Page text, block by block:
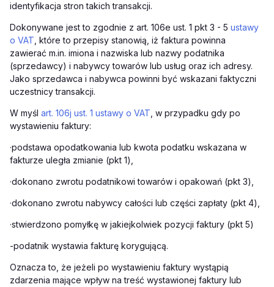
identyfikacja stron takich transakcji.
Dokonywane jest to zgodnie z art. 106e ust. 1 pkt 3 - 5 ustawy
o VAT , które to przepisy stanowią, iż faktura powinna
zawierać m.in. imiona i nazwiska lub nazwy podatnika
(sprzedawcy) i nabywcy towarów lub usług oraz ich adresy.
Jako sprzedawca i nabywca powinni być wskazani faktyczni
uczestnicy transakcji.
W myśl art. 106j ust. 1 ustawy o VAT , w przypadku gdy po
wystawieniu faktury:
·podstawa opodatkowania lub kwota podatku wskazana w
fakturze uległa zmianie (pkt 1),
·dokonano zwrotu podatnikowi towarów i opakowań (pkt 3),
·dokonano zwrotu nabywcy całości lub części zapłaty (pkt 4),
·stwierdzono pomyłkę w jakiejkolwiek pozycji faktury (pkt 5)
-podatnik wystawia fakturę korygującą.
Oznacza to, że jeżeli po wystawieniu faktury wystąpią
zdarzenia mające wpływ na treść wystawionej faktury lub